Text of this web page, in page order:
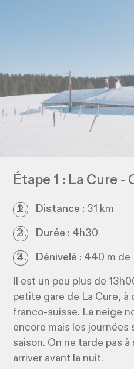
Étape 1 : La Cure -
Distance : 31 km
Durée : 4h30
Dénivelé : 440 m de
Il est un peu plus de
petite gare de La Cure,
franco-suisse. La neige
encore mais les
saison. On ne tarde pas
arriver avant la nuit.